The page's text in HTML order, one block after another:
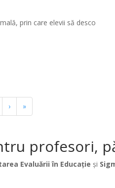
prin care elevii să desco
Pagina
următoare
›
Ultima
pagină
»
profesori,
Evaluării în Educație și